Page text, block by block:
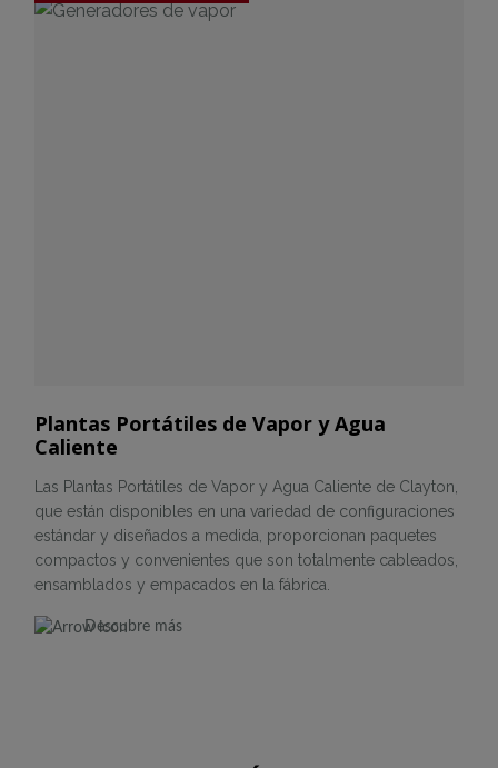
Plantas Portátiles de Vapor y Agua
Caliente
Las Plantas Portátiles de Vapor y Agua Caliente de Clayton,
que están disponibles en una variedad de configuraciones
estándar y diseñados a medida, proporcionan paquetes
compactos y convenientes que son totalmente cableados,
ensamblados y empacados en la fábrica.
Descubre más